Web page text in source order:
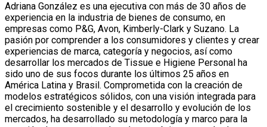
Adriana González es una ejecutiva con más de 30 años de
experiencia en la industria de bienes de consumo, en
empresas como P&G, Avon, Kimberly-Clark y Suzano. La
pasión por comprender a los consumidores y clientes y crear
experiencias de marca, categoría y negocios, así como
desarrollar los mercados de Tissue e Higiene Personal ha
sido uno de sus focos durante los últimos 25 años en
América Latina y Brasil. Comprometida con la creación de
modelos estratégicos sólidos, con una visión integrada para
el crecimiento sostenible y el desarrollo y evolución de los
mercados, ha desarrollado su metodología y marco para la